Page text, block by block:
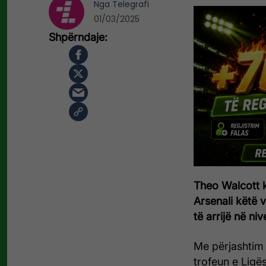
Theo Walcott
Arsenali këtë
të arrijë në
Me përjashtim
trofeun e
Nga Telegrafi
01/03/2025